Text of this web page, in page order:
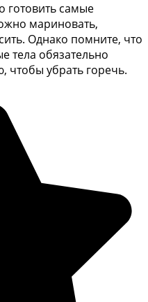
готовить самые
мариновать,
Однако помните, что
тела обязательно
чтобы убрать горечь.